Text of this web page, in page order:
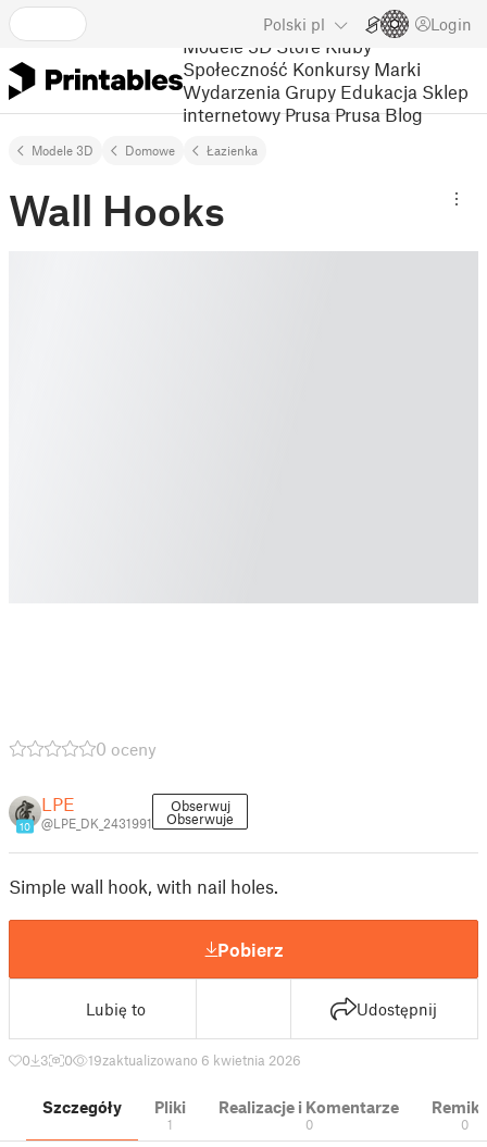
Polski pl Login
Modele 3D Store Kluby
Społeczność Konkursy Marki
Wydarzenia Grupy Edukacja Sklep
internetowy Prusa Prusa Blog
Modele 3D Domowe Łazienka
Wall Hooks
0 oceny
10
LPE
@LPE_DK_2431991
Obserwuj
Obserwuje
Simple wall hook, with nail holes.
Pobierz
Lubię to Udostępnij
0 3 0 19zaktualizowano 6 kwietnia 2026
Szczegóły Pliki
1
Realizacje i Komentarze
0 0